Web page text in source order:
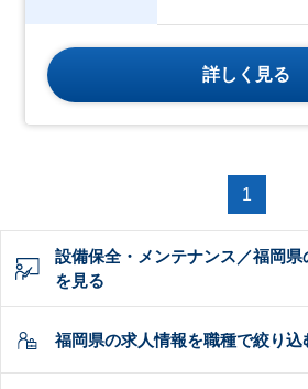
詳しく見る
1
設備保全・メンテナンス／福岡県
を見る
福岡県の求人情報を職種で絞り込